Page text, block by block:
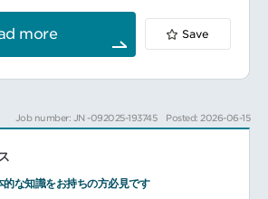
顧客の日本拠点だけでなく、グローバル規模
のセキュリティ戦略にも深く関与できます。
■具体的な業務内容
担当アカウント（主にFortune500外資系グ
顧客のセキュリティニーズヒアリング・ソリ
見積作成・提案資料作成・契約交渉・受注管
社内プロジェクトチーム（PM・PE）・サー
more Save
Job number: JN -092025-193745 Posted: 2026-06-15
な知識をお持ちの方必見です